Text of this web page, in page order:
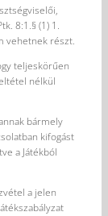
8:1.§ (1) 1.
vehetnek részt.
teljeskörűen
nélkül
bármely
kifogást
a Játékból
a jelen